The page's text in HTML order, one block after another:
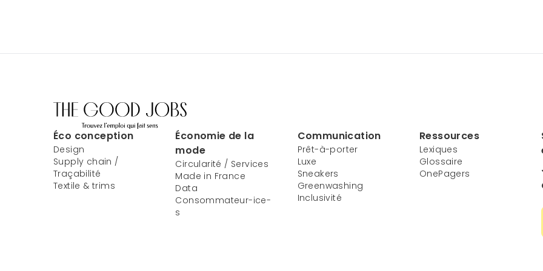
Éco conception
Design
Supply chain /
Traçabilité
Textile & trims
Économie de la
mode
Circularité / Services
Made in France
Data
Consommateur-ice-
s
Communication
Prêt-à-porter
Luxe
Sneakers
Greenwashing
Inclusivité
Ressources
Lexiques
Glossaire
OnePagers